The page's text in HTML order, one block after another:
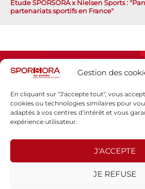
Gestion des
En cliquant sur "J'accepte tout", vous
cookies ou technologies similaires pour
adaptés à vos centres d’intérêt et vous
expérience utilisateur.
J'ACCEPTE
JE REFUSE
Étude SPORSORA x Nielsen Sports :
partenariats sportifs en France"
Espace presse
Politique de
SPORSORA